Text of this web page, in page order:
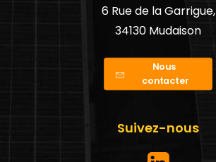
6 Rue de la Garrigue,
34130 Mudaison
Nous
contacter
Suivez-nous